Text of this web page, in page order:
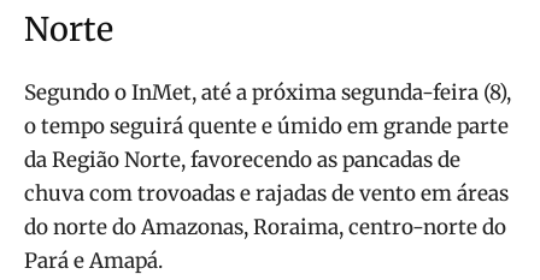
Norte
Segundo o InMet, até a próxima segunda-feira (8),
o tempo seguirá quente e úmido em grande parte
da Região Norte, favorecendo as pancadas de
chuva com trovoadas e rajadas de vento em áreas
do norte do Amazonas, Roraima, centro-norte do
Pará e Amapá.